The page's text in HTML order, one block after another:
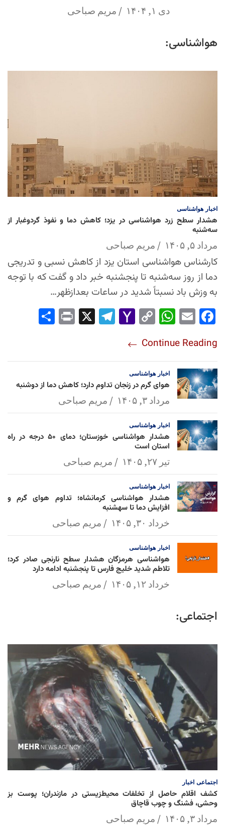
دی ۱, ۱۴۰۴ مریم صباحی
هواشناسی:
اخبار هواشناسی
هشدار سطح زرد هواشناسی در یزد؛ کاهش دما و نفوذ گردوغبار از
سه‌شنبه
مرداد ۵, ۱۴۰۵ مریم صباحی
کارشناس هواشناسی استان یزد از کاهش نسبی و تدریجی
دما از روز سه‌شنبه تا پنجشنبه خبر داد و گفت که با توجه
به وزش باد نسبتاً شدید در ساعات بعدازظهر…
Fac
ok
Em
Wh
Ap
p
Co
Lin
k
Yah
l
Tel
Pri
Continue Reading
اخبار هواشناسی
هوای گرم در زنجان تداوم دارد؛ کاهش دما از دوشنبه
مرداد ۳, ۱۴۰۵ مریم صباحی
اخبار هواشناسی
هشدار هواشناسی خوزستان؛ دمای ۵۰ درجه در راه
استان است
تیر ۲۷, ۱۴۰۵ مریم صباحی
اخبار هواشناسی
هشدار هواشناسی کرمانشاه؛ تداوم هوای گرم و
افزایش دما تا سهشنبه
خرداد ۳۰, ۱۴۰۵ مریم صباحی
اخبار هواشناسی
هواشناسی هرمزگان هشدار سطح نارنجی صادر کرد؛
تلاطم شدید خلیج فارس تا پنجشنبه ادامه دارد
خرداد ۱۲, ۱۴۰۵ مریم صباحی
اجتماعی:
اجتماعی اخبار
کشف اقلام حاصل از تخلفات محیط‌زیستی در مازندران؛ پوست بز
وحشی، فشنگ و چوب قاچاق
مرداد ۳, ۱۴۰۵ مریم صباحی